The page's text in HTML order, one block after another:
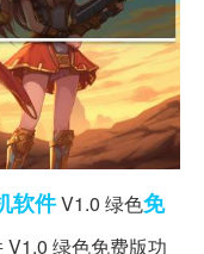
软件V1.0 绿色免
V1.0 绿色免费版功